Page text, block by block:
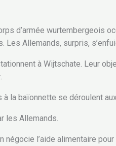
d’armée wurtembergeois
Les Allemands, surpris,
à Wijtschate. Leur
à la baïonnette se déroulent
les Allemands.
négocie l’aide alimentaire